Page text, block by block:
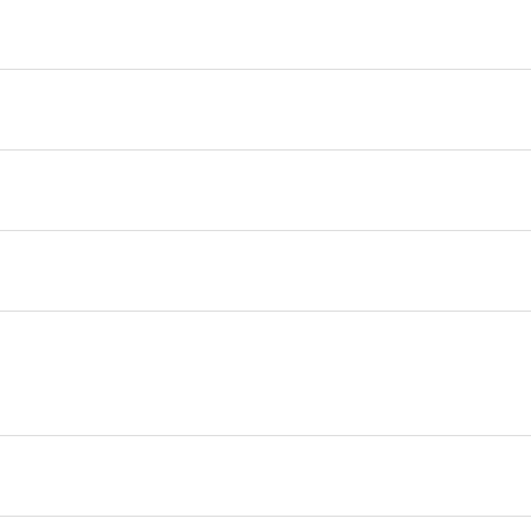
connections.
that deliver a 27% increase in cores and 50%
2.5″ drives and 8 PCIe slots.
accelerators.
và xử lý tự động làm tăng năng suất lên đến 90% * .
lý tự động.